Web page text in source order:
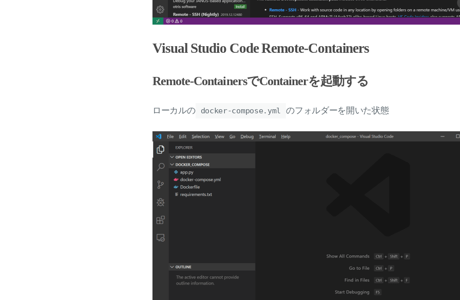
Visual Studio Code Remote-Containers
Remote-ContainersでContainerを起動する
ローカルの docker-compose.yml のフォルダーを開いた状態